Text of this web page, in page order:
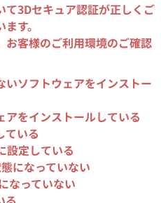
3Dセキュア認証が正しくご
す。
お客様のご利用環境のご確認
いソフトウェアをインストー
アをインストールしている
ている
設定している
になっていない
なっていない